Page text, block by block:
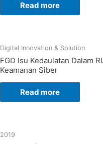
Read more
Digital Innovation & Solution
FGD Isu Kedaulatan Dalam
Keamanan Siber
Read more
2019